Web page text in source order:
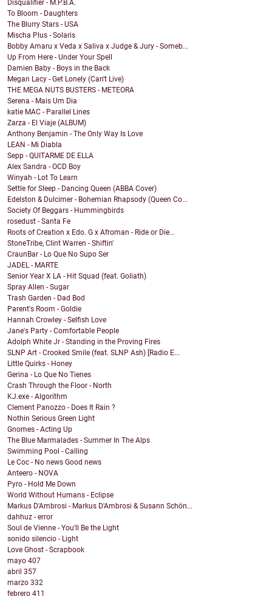
Disqualifier - M.P.B.A.
To Bloom - Daughters
The Blurry Stars - USA
Mischa Plus - Solaris
Bobby Amaru x Veda x Saliva x Judge & Jury - Someb...
Up From Here - Under Your Spell
Damien Baby - Boys in the Back
Megan Lacy - Get Lonely (Can't Live)
THE MEGA NUTS BUSTERS - METEORA
Serena - Mais Um Dia
katie MAC - Parallel Lines
Zarza - El Viaje (ALBUM)
Anthony Benjamin - The Only Way Is Love
LEAN - Mi Diabla
Sepp - QUITARME DE ELLA
Alex Sandra - OCD Boy
Winyah - Lot To Learn
Settle for Sleep - Dancing Queen (ABBA Cover)
Edelston & Dulcimer - Bohemian Rhapsody (Queen Co...
Society Of Beggars - Hummingbirds
rosedust - Santa Fe
Roots of Creation x Edo. G x Afroman - Ride or Die...
StoneTribe, Clint Warren - Shiftin'
CraunBar - Lo Que No Supo Ser
JADEL - MARTE
Senior Year X LA - Hit Squad (feat. Goliath)
Spray Allen - Sugar
Trash Garden - Dad Bod
Parent's Room - Goldie
Hannah Crowley - Selfish Love
Jane's Party - Comfortable People
Adolph White Jr - Standing in the Proving Fires
SLNP Art - Crooked Smile (feat. SLNP Ash) [Radio E...
Little Quirks - Honey
Gerina - Lo Que No Tienes
Crash Through the Floor - North
KJ.exe - Algorithm
Clement Panozzo - Does It Rain ?
Nothin Serious Green Light
Gnomes - Acting Up
The Blue Marmalades - Summer In The Alps
Swimming Pool - Calling
Le Coc - No news Good news
Anteero - NOVA
Pyro - Hold Me Down
World Without Humans - Eclipse
Markus D'Ambrosi - Markus D'Ambrosi & Susann Schön...
dahhuz - error
Soul de Vienne - You'll Be the Light
sonido silencio - Light
Love Ghost - Scrapbook
mayo 407
abril 357
marzo 332
febrero 411